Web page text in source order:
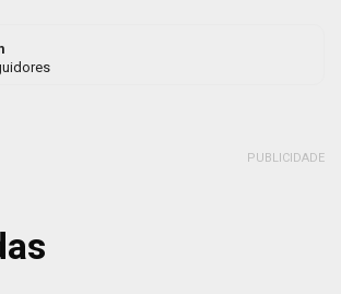
PUBLICIDADE